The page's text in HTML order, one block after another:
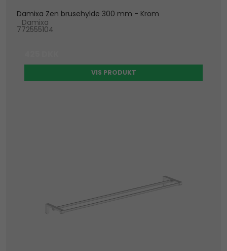
Damixa Zen brusehylde 300 mm - Krom
Damixa
772555104
VIS PRODUKT